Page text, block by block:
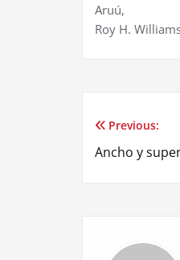
Aruú,
Roy H.
Post
Previous:
Ancho y